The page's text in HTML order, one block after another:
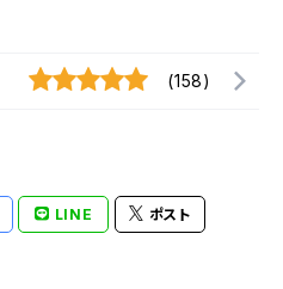
(158)
LINE ポスト